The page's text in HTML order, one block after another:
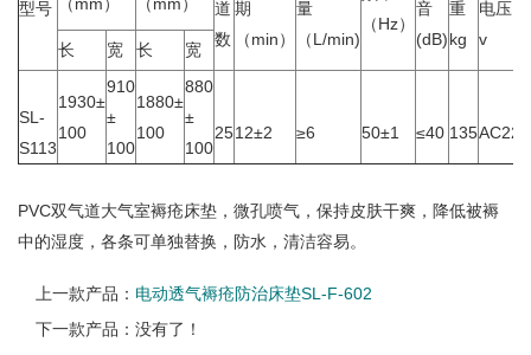
型号 （mm） （mm）
道
数
期
（min）
量
（L/min)
（Hz）
音
(dB)
重
kg
电压
v
长 宽 长 宽
SL-
S113
1930±
100
910
±
100
1880±
100
880
±
100
2512±2 ≥6 50±1 ≤40 135
PVC双气道大气室褥疮床垫，微孔喷气，保持皮肤干爽，降低被褥
中的湿度，各条可单独替换，防水，清洁容易。
上一款产品： 电动透气褥疮防治床垫SL-F-602
下一款产品：没有了！